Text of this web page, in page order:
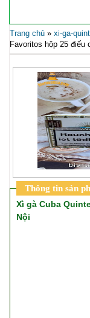
Trang chủ» xi-ga-
Favoritos hộp 25 điếu
Thông tin sản
Xì gà Cuba
Nội